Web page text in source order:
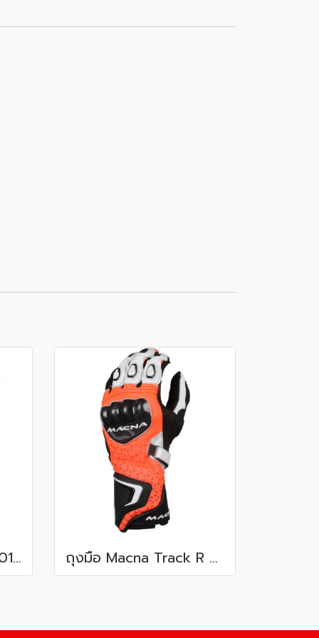
ถุงมือ Macna Apex 101 Black ถุงมือ Macna Track R 312 Orange